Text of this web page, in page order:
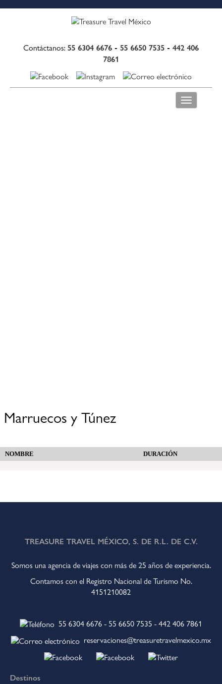
Contáctanos: 55 6304 6676 - 55 6650 7535 - 442 406
7861
Toggle
navigation
Marruecos y Túnez
NOMBRE DURACIÓN
TREASURE TRAVEL MÉXICO, S. DE R.L. DE C.V.
Somos una agencia de viajes con más de 25 años de experiencia.
Contamos con el Registro Nacional de Turismo No.
4151210082
55 6304 6676 - 55 6650 7535 - 442 406 7861
reservaciones@treasuretravelmexico.mx
Destinos